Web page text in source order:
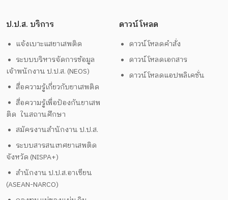
ป.ป.ส. บริการ
แจ้งเบาะแสยาเสพติด
ระบบบริหารจัดการข้อมูล
เจ้าพนักงาน ป.ป.ส. (NEOS)
สื่อความรู้เกี่ยวกับยาเสพติด
สื่อความรู้เพื่อป้องกันยาเสพ
ติด ในสถานศึกษา
สมัครงานสำนักงาน ป.ป.ส.
ระบบสารสนเทศยาเสพติด
จังหวัด (NISPA+)
สำนักงาน ป.ป.ส.อาเซียน
(ASEAN-NARCO)
ดาวน์โหลด
ดาวน์โหลดคำสั่ง
ดาวน์โหลดเอกสาร
ดาวน์โหลดแอปพลิเคชั่น